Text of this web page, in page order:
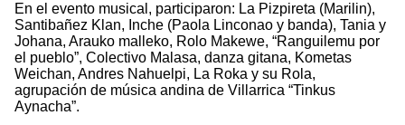
En el evento musical, participaron: La Pizpireta (Marilin),
Santibañez Klan, Inche (Paola Linconao y banda), Tania y
Johana, Arauko malleko, Rolo Makewe, “Ranguilemu por
el pueblo”, Colectivo Malasa, danza gitana, Kometas
Weichan, Andres Nahuelpi, La Roka y su Rola,
agrupación de música andina de Villarrica “Tinkus
Aynacha”.